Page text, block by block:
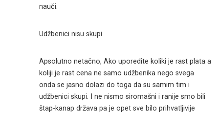
nauči.
Udžbenici nisu skupi
Apsolutno netačno, Ako uporedite koliki je rast plata a
koliji je rast cena ne samo udžbenika nego svega
onda se jasno dolazi do toga da su samim tim i
udžbenici skupi. I ne nismo siromašni i ranije smo bili
štap-kanap država pa je opet sve bilo prihvatljivije